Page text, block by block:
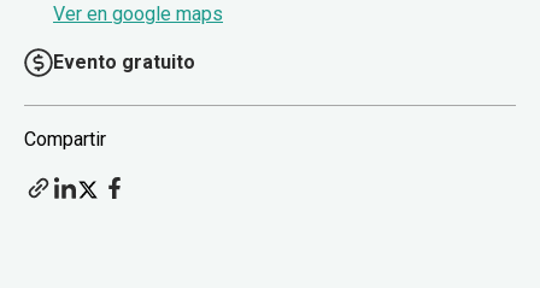
Ver en google maps
Evento gratuito
Compartir